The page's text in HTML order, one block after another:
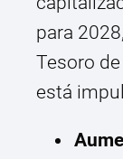
para
Tesoro
está